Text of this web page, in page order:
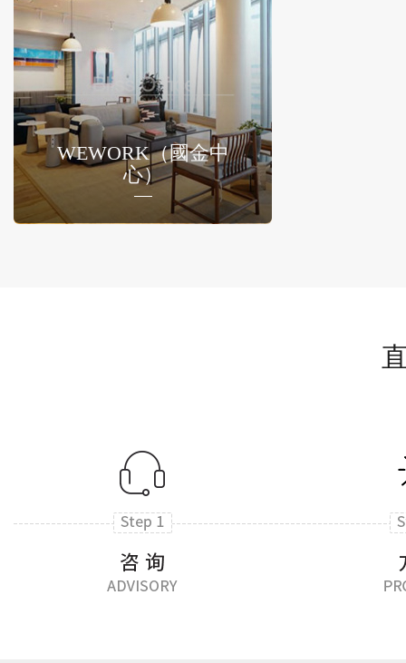
WEWORK（國金中
心）